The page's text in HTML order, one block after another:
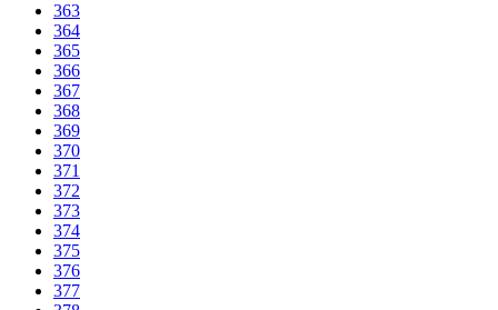
363
364
365
366
367
368
369
370
371
372
373
374
375
376
377